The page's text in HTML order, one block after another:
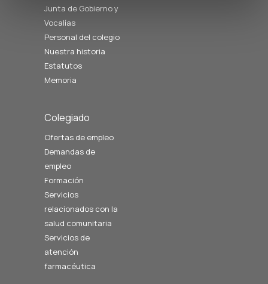
Junta de Gobierno y
Vocalías
Personal del colegio
Nuestra historia
Estatutos
Memoria
Colegiado
Ofertas de empleo
Demandas de
empleo
Formación
Servicios
relacionados con la
salud comunitaria
Servicios de
atención
farmacéutica